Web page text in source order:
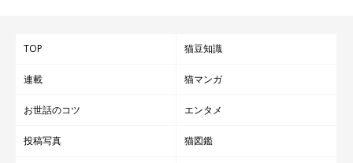
TOP 猫豆知識
連載 猫マンガ
お世話のコツ エンタメ
投稿写真 猫図鑑